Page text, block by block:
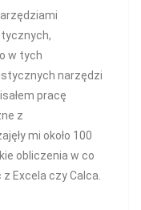
w tych
narzędzi
pracę
z
mi około 100
obliczenia w co
Excela czy Calca.